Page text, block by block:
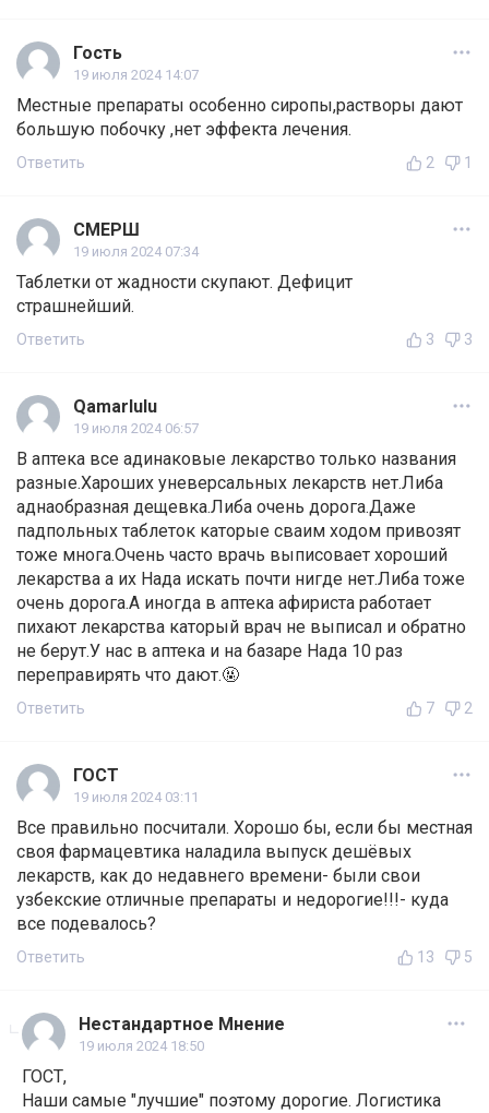
Гость
19 июля 2024 14:07
Местные препараты особенно сиропы,растворы дают
большую побочку ,нет эффекта лечения.
Ответить 2 1
СМЕРШ
19 июля 2024 07:34
Таблетки от жадности скупают. Дефицит
страшнейший.
Ответить 3 3
Qamarlulu
19 июля 2024 06:57
В аптека все адинаковые лекарство только названия
разные.Хароших уневерсальных лекарств нет.Либа
аднаобразная дещевка.Либа очень дорога.Даже
падпольных таблеток каторые сваим ходом привозят
тоже многа.Очень часто врачь выписовает хороший
лекарства а их Нада искать почти нигде нет.Либа тоже
очень дорога.А иногда в аптека афириста работает
пихают лекарства каторый врач не выписал и обратно
не берут.У нас в аптека и на базаре Нада 10 раз
переправирять что дают.🤬
Ответить 7 2
ГОСТ
19 июля 2024 03:11
Все правильно посчитали. Хорошо бы, если бы местная
своя фармацевтика наладила выпуск дешёвых
лекарств, как до недавнего времени- были свои
узбекские отличные препараты и недорогие!!!- куда
все подевалось?
Ответить 13 5
Нестандартное Мнение
19 июля 2024 18:50
ГОСТ,
Наши самые "лучшие" поэтому дорогие. Логистика